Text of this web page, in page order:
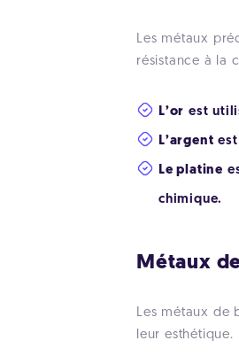
Les métaux
résistance à la
L’or est
L’argent
Le platine
chimique.
Métaux
Les métaux de
leur